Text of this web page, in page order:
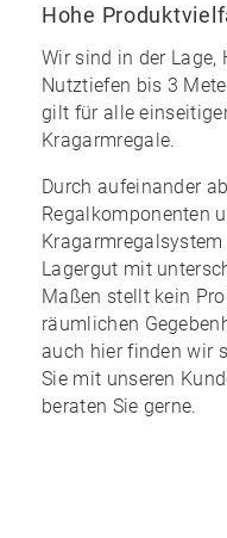
Hohe
Wir sind in der Lage,
Nutztiefen bis 3
gilt für alle
Kragarmregale.
Durch aufeinander
Regalkomponenten
Lagergut mit
Maßen stellt kein
räumlichen
auch hier finden wir
Sie mit unseren
beraten Sie gerne.